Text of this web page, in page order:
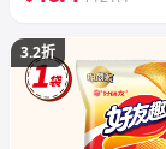
3.2折